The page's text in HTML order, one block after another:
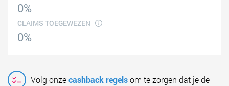
0%
CLAIMS TOEGEWEZEN
0%
Volg onzecashback regelsom te zorgen dat je de